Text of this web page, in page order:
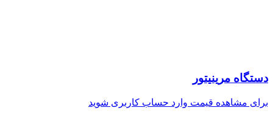
دستگاه مرینیتور
برای مشاهده قیمت وارد حساب کاربری شوید